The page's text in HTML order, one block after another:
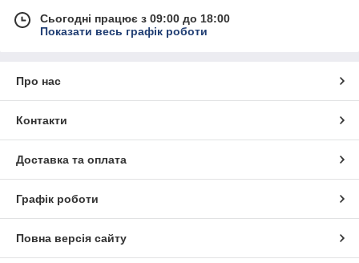
Сьогодні працює з 09:00 до 18:00
Показати весь графік роботи
Про нас
Контакти
Доставка та оплата
Графік роботи
Повна версія сайту